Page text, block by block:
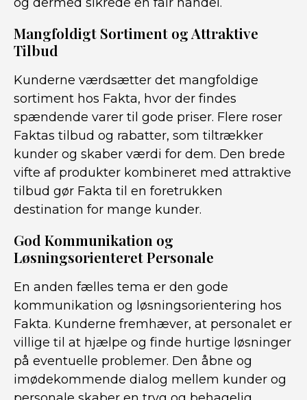
Mangfoldigt Sortiment og Attraktive
Tilbud
Kunderne værdsætter det mangfoldige
sortiment hos Fakta, hvor der findes
spændende varer til gode priser. Flere roser
Faktas tilbud og rabatter, som tiltrækker
kunder og skaber værdi for dem. Den brede
vifte af produkter kombineret med attraktive
tilbud gør Fakta til en foretrukken
destination for mange kunder.
God Kommunikation og
Løsningsorienteret Personale
En anden fælles tema er den gode
kommunikation og løsningsorientering hos
Fakta. Kunderne fremhæver, at personalet er
villige til at hjælpe og finde hurtige løsninger
på eventuelle problemer. Den åbne og
imødekommende dialog mellem kunder og